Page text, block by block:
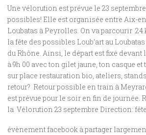
Une vélorution est prévue le 23
possibles! Elle est organisée entre Aix-
Loubatas à Peyrolles. On va parcourir
la fête des possibles Loub’art au
du Rhône. Ainsi, le départ est fixé devant
à 9h 00 avec ton gilet jaune, ton casque
sur place restauration bio, ateliers,
retour? Retour possible en train à
est prévue pour le soir en fin de journée.
la Vélorution 23 septembre Direction:
évènement facebook à partager